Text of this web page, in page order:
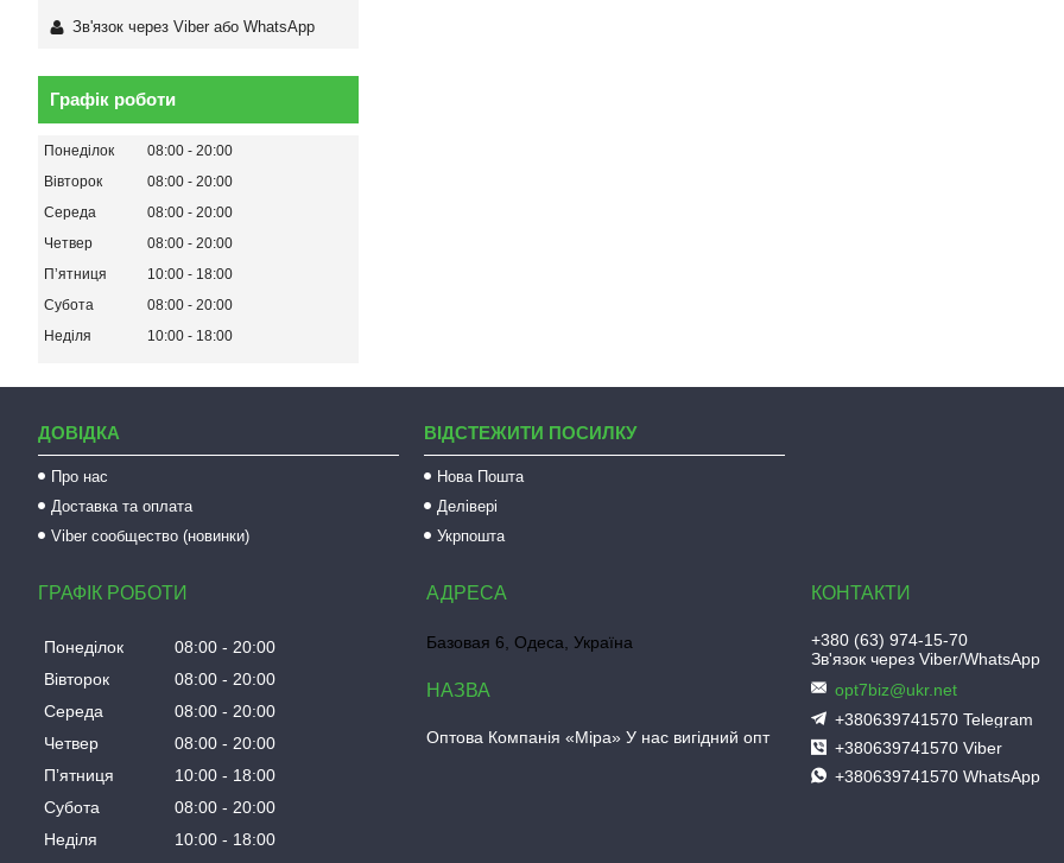
Зв'язок через Viber або WhatsApp
Графік роботи
Понеділок 08:00
20:00
Вівторок
08:00
20:00
Середа
08:00
20:00
Четвер
08:00
20:00
Пʼятниця
10:00
18:00
Субота
08:00
20:00
Неділя
10:00 18:00
ДОВІДКА
Про нас
Доставка та оплата
Viber сообщество (новинки)
ВІДСТЕЖИТИ ПОСИЛКУ
Нова Пошта
Делівері
Укрпошта
ГРАФІК РОБОТИ
Понеділок 08:00
20:00
Вівторок
08:00
20:00
Середа
08:00
20:00
Четвер
08:00
20:00
Пʼятниця
10:00
18:00
Субота
08:00
20:00
Неділя
10:00 18:00
Базовая 6, Одеса, Україна
Оптова Компанія «Міра» У нас вигідний опт
+380 (63) 974-15-70
Зв'язок через Viber/WhatsApp
opt7biz@ukr.net
+380639741570 Telegram
+380639741570 Viber
+380639741570 WhatsApp